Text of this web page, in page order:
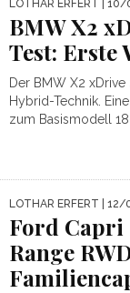
LOTHAR ERFERT |
BMW X2
Test: Erste
Der BMW X2
Hybrid-Technik.
zum Basismodell
LOTHAR ERFERT |
Ford Capri
Range